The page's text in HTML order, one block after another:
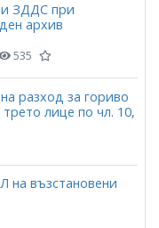
ЗДДС при
архив
535
разход за гориво
лице по чл. 10,
на възстановени